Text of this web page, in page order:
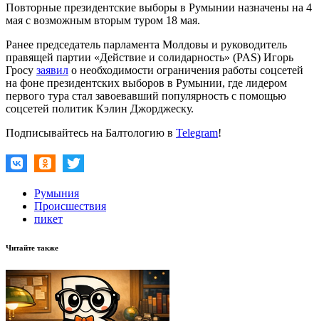
Повторные президентские выборы в Румынии назначены на 4
мая с возможным вторым туром 18 мая.
Ранее председатель парламента Молдовы и руководитель
правящей партии «Действие и солидарность» (PAS) Игорь
Гросу заявил о необходимости ограничения работы соцсетей
на фоне президентских выборов в Румынии, где лидером
первого тура стал завоевавший популярность с помощью
соцсетей политик Кэлин Джорджеску.
Подписывайтесь на Балтологию в Telegram!
Румыния
Происшествия
пикет
Читайте также